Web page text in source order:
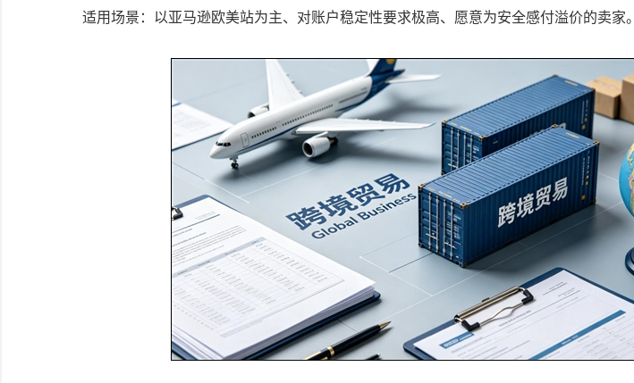
适用场景：以亚马逊欧美站为主、对账户稳定性要求极高、愿意为安全感付溢价的卖家。